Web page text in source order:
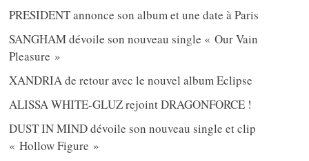
PRESIDENT annonce son album et une date à Paris
SANGHAM dévoile son nouveau single « Our Vain
Pleasure »
XANDRIA de retour avec le nouvel album Eclipse
ALISSA WHITE-GLUZ rejoint DRAGONFORCE !
DUST IN MIND dévoile son nouveau single et clip
« Hollow Figure »